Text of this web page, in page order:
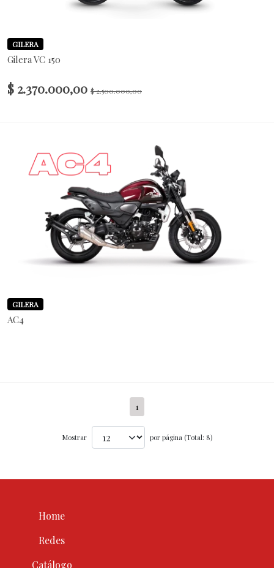
GILERA
Gilera VC 150
$ 2.370.000,00 $ 2.500.000,00
GILERA
AC4
1
Mostrar por página (Total: 8)
Home
Redes
Catálogo